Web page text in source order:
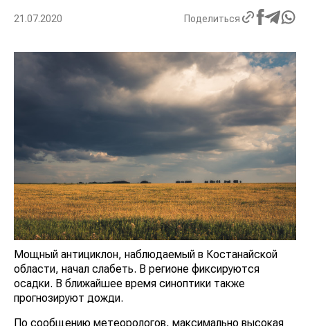
21.07.2020 Поделиться
Мощный антициклон, наблюдаемый в Костанайской
области, начал слабеть. В регионе фиксируются
осадки. В ближайшее время синоптики также
прогнозируют дожди.
По сообщению метеорологов, максимально высокая